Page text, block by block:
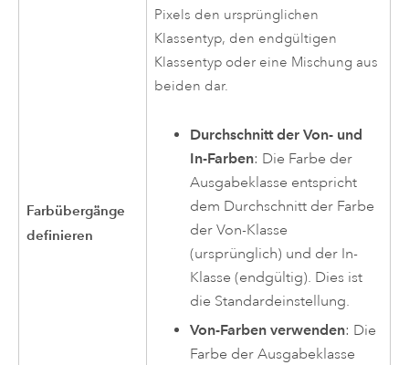
Farbübergänge
definieren
Pixels den ursprünglichen
Klassentyp, den endgültigen
Klassentyp oder eine Mischung aus
beiden dar.
Durchschnitt der Von- und
In-Farben: Die Farbe der
Ausgabeklasse entspricht
dem Durchschnitt der Farbe
der Von-Klasse
(ursprünglich) und der In-
Klasse (endgültig). Dies ist
die Standardeinstellung.
Von-Farben verwenden: Die
Farbe der Ausgabeklasse